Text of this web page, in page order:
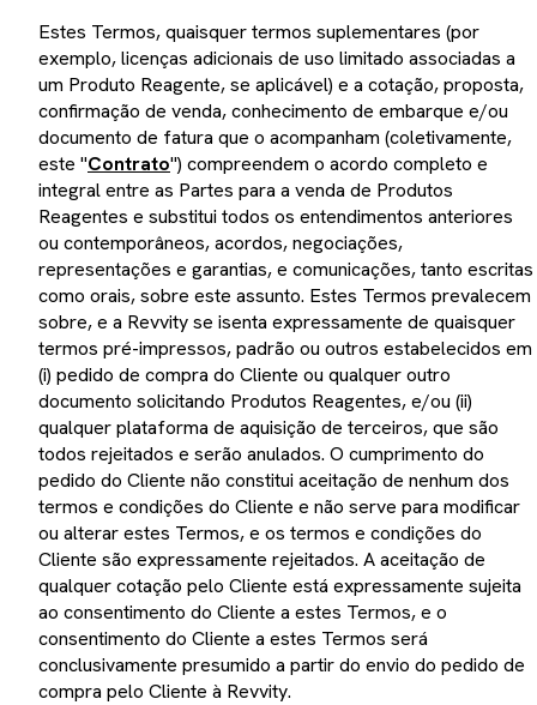
Estes Termos, quaisquer termos suplementares (por
exemplo, licenças adicionais de uso limitado associadas a
um Produto Reagente, se aplicável) e a cotação, proposta,
confirmação de venda, conhecimento de embarque e/ou
documento de fatura que o acompanham (coletivamente,
este "Contrato") compreendem o acordo completo e
integral entre as Partes para a venda de Produtos
Reagentes e substitui todos os entendimentos anteriores
ou contemporâneos, acordos, negociações,
representações e garantias, e comunicações, tanto escritas
como orais, sobre este assunto. Estes Termos prevalecem
sobre, e a Revvity se isenta expressamente de quaisquer
termos pré-impressos, padrão ou outros estabelecidos em
(i) pedido de compra do Cliente ou qualquer outro
documento solicitando Produtos Reagentes, e/ou (ii)
qualquer plataforma de aquisição de terceiros, que são
todos rejeitados e serão anulados. O cumprimento do
pedido do Cliente não constitui aceitação de nenhum dos
termos e condições do Cliente e não serve para modificar
ou alterar estes Termos, e os termos e condições do
Cliente são expressamente rejeitados. A aceitação de
qualquer cotação pelo Cliente está expressamente sujeita
ao consentimento do Cliente a estes Termos, e o
consentimento do Cliente a estes Termos será
conclusivamente presumido a partir do envio do pedido de
compra pelo Cliente à Revvity.